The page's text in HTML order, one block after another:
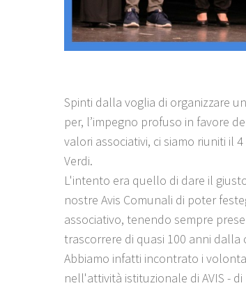
Spinti dalla voglia di organizzare
per, l’impegno profuso in favore
valori associativi, ci siamo riuniti il
Verdi.
L'intento era quello di dare il
nostre Avis Comunali di poter
associativo, tenendo sempre
trascorrere di quasi 100 anni dalla
Abbiamo infatti incontrato i
nell'attività istituzionale di AVIS -